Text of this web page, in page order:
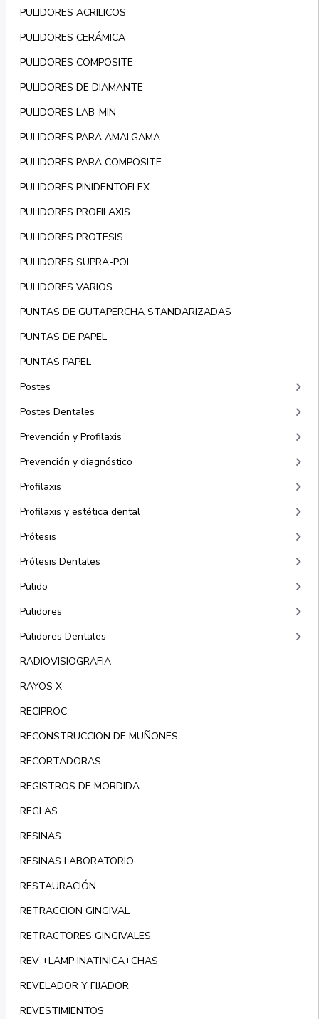
PULIDORES ACRILICOS
PULIDORES CERÁMICA
PULIDORES COMPOSITE
PULIDORES DE DIAMANTE
PULIDORES LAB-MIN
PULIDORES PARA AMALGAMA
PULIDORES PARA COMPOSITE
PULIDORES PINIDENTOFLEX
PULIDORES PROFILAXIS
PULIDORES PROTESIS
PULIDORES SUPRA-POL
PULIDORES VARIOS
PUNTAS DE GUTAPERCHA STANDARIZADAS
PUNTAS DE PAPEL
PUNTAS PAPEL
Postes
keyboard_arrow_right
Postes Dentales keyboard_arrow_right
Prevención y Profilaxis keyboard_arrow_right
Prevención y diagnóstico keyboard_arrow_right
Profilaxis keyboard_arrow_right
Profilaxis y estética dental keyboard_arrow_right
Prótesis keyboard_arrow_right
Prótesis Dentales keyboard_arrow_right
Pulido keyboard_arrow_right
Pulidores keyboard_arrow_right
Pulidores Dentales keyboard_arrow_right
RADIOVISIOGRAFIA
RAYOS X
RECIPROC
RECONSTRUCCION DE MUÑONES
RECORTADORAS
REGISTROS DE MORDIDA
REGLAS
RESINAS
RESINAS LABORATORIO
RESTAURACIÓN
RETRACCION GINGIVAL
RETRACTORES GINGIVALES
REV +LAMP INATINICA+CHAS
REVELADOR Y FIJADOR
REVESTIMIENTOS